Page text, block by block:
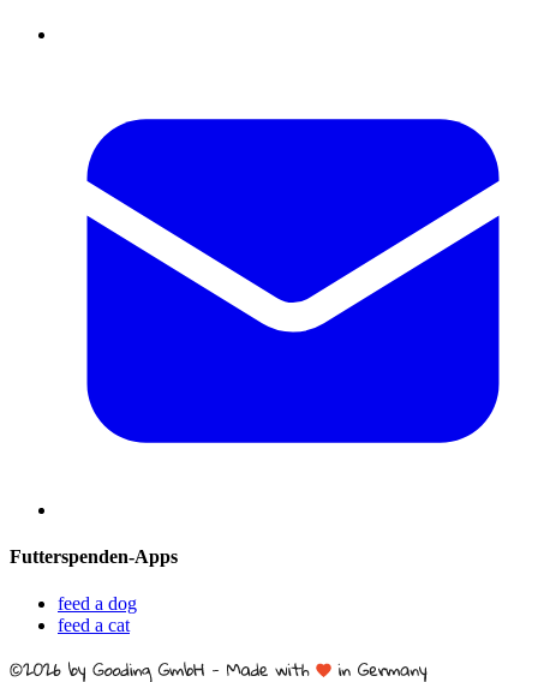
Futterspenden-Apps
feed a dog
feed a cat